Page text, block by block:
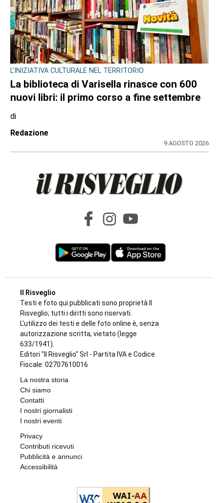
IL NOTO ATTORE
Luca Argentero sostiene Sergio:
“Ridiamogli la libertà” con un montascale
9 AGOSTO 2026
LANZO
Ciclisti travolti a Lanzo, parla l’investitore:
«Chiedo perdono, un raptus inspiegabile».
Redazione